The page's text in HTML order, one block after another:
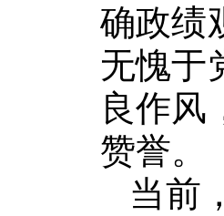
确政绩
无愧于
良作风
赞誉。
当前